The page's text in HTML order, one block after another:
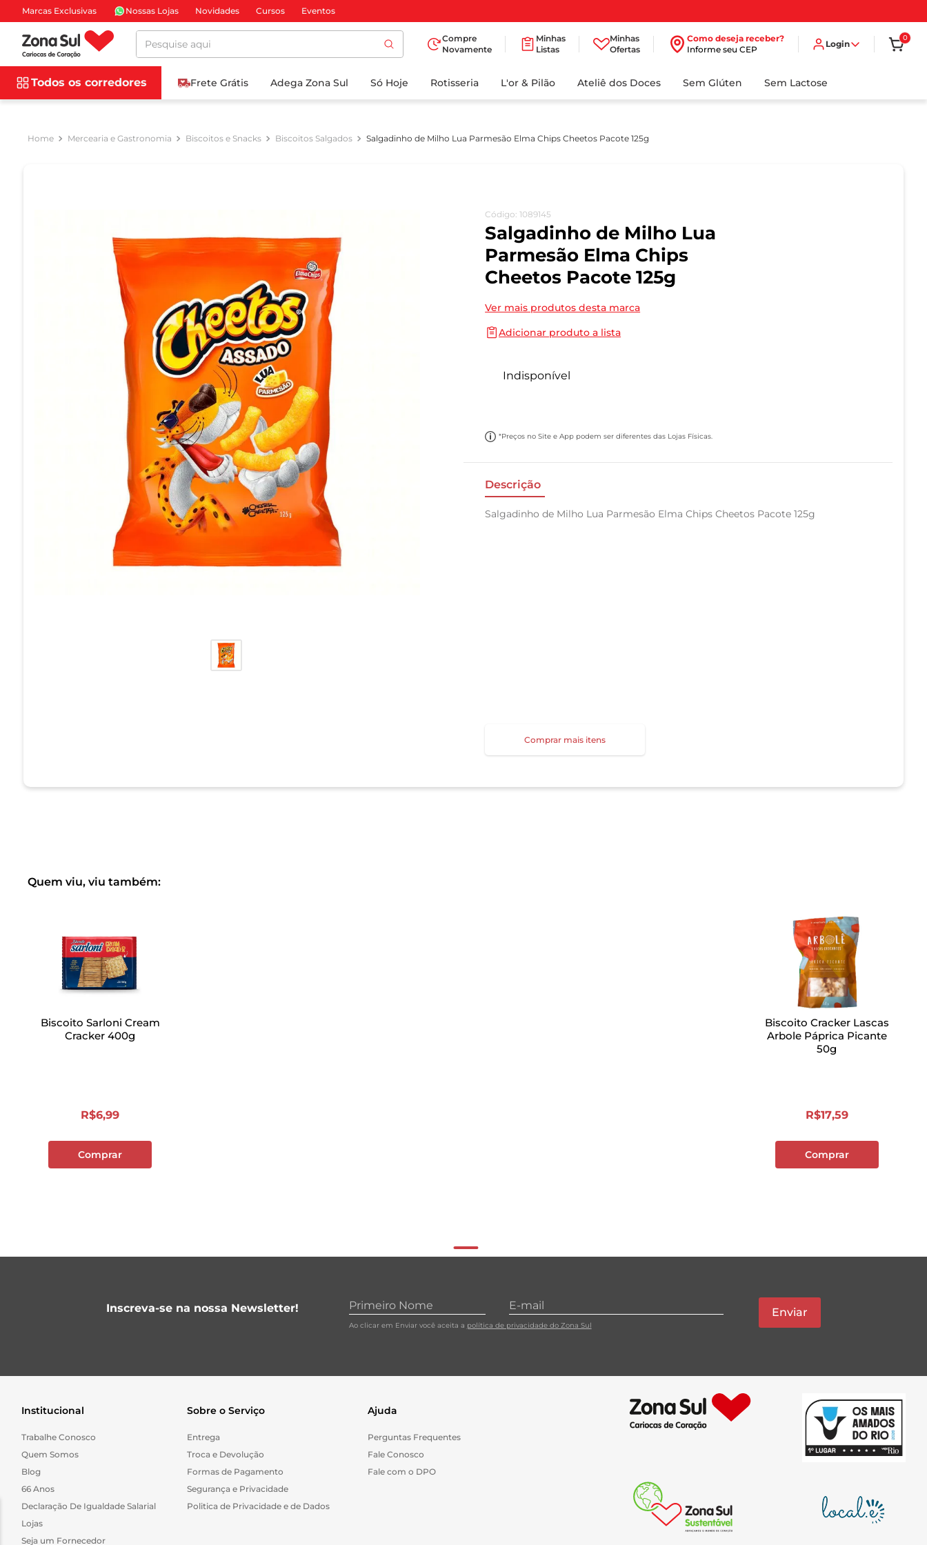
Marcas Exclusivas Nossas Lojas Novidades Cursos Eventos
Pesquise aqui
Compre
Novamente
Minhas
Listas
Minhas
Ofertas
Como deseja receber?
Informe seu CEP
Login
0
Todos os corredores Frete Grátis Adega Zona Sul Só Hoje Rotisseria L'or & Pilão Ateliê dos Doces Sem Glúten Sem Lactose
Mercearia e Gastronomia Biscoitos e Snacks Biscoitos Salgados Salgadinho de Milho Lua Parmesão Elma Chips Cheetos Pacote 125g
Código: 1089145
Salgadinho de Milho Lua
Parmesão Elma Chips
Cheetos Pacote 125g
Ver mais produtos desta marca
Adicionar produto a lista
Indisponível
*Preços no Site e App podem ser diferentes das Lojas Físicas.
Descrição
Salgadinho de Milho Lua Parmesão Elma Chips Cheetos Pacote 125g
Comprar mais itens
Quem viu, viu também:
Biscoito Sarloni Cream
Cracker 400g
R$6,99
Comprar
Biscoito Cracker Lascas
Arbole Páprica Picante
50g
R$17,59
Comprar
Inscreva-se na nossa Newsletter!
Ao clicar em Enviar você aceita a política de privacidade do Zona Sul
Enviar
Institucional
Trabalhe Conosco
Quem Somos
Blog
66 Anos
Declaração De Igualdade Salarial
Lojas
Seja um Fornecedor
Sobre o Serviço
Entrega
Troca e Devolução
Formas de Pagamento
Segurança e Privacidade
Politica de Privacidade e de Dados
Ajuda
Perguntas Frequentes
Fale Conosco
Fale com o DPO
BUSCADOS